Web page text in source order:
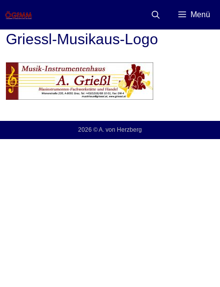
Inhalt
springen
Menü
Griessl-Musikaus-Logo
2026 © A. von Herzberg